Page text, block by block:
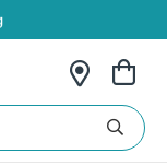
België